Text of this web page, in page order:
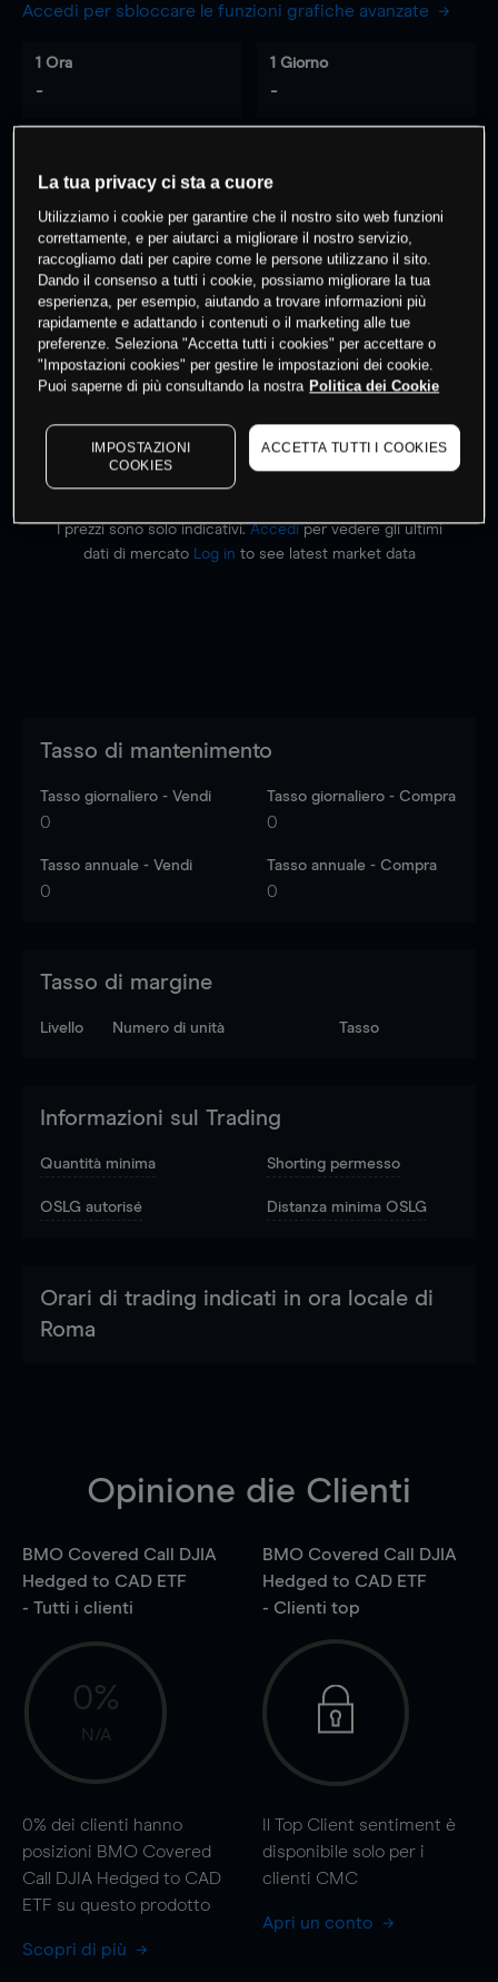
Accedi per sbloccare le funzioni grafiche avanzate
1 Ora
-
1 Giorno
-
- -
0% dei clienti hanno posizionisu
questo prodotto
Fai trading
I prezzi sono solo indicativi.Accediper vedere gli ultimi
dati di mercato
Log in to see latest market data
Tasso di mantenimento
Tasso giornaliero - Vendi
0
Tasso giornaliero - Compra
0
Tasso annuale - Vendi
0
Tasso annuale - Compra
0
Tasso di margine
Livello Numero di unità Tasso
Informazioni sul Trading
Quantità minima Shorting permesso
OSLG autorisé Distanza minima OSLG
Orari di trading indicati in ora locale di
Roma
Opinione die Clienti
BMO Covered Call DJIA
Hedged to CAD ETF
- Tutti i clienti
0%
N/A
0% dei clienti hanno
posizioni BMO Covered
Call DJIA Hedged to CAD
ETF su questo prodotto
Scopri di più
BMO Covered Call DJIA
Hedged to CAD ETF
- Clienti top
Il Top Client sentiment è
disponibile solo per i
clienti CMC
Apri un conto
La tua privacy ci sta a cuore
Utilizziamo i cookie per garantire che il nostro sito web funzioni
correttamente, e per aiutarci a migliorare il nostro servizio,
raccogliamo dati per capire come le persone utilizzano il sito.
Dando il consenso a tutti i cookie, possiamo migliorare la tua
esperienza, per esempio, aiutando a trovare informazioni più
rapidamente e adattando i contenuti o il marketing alle tue
preferenze. Seleziona "Accetta tutti i cookies" per accettare o
"Impostazioni cookies" per gestire le impostazioni dei cookie.
Puoi saperne di più consultando la nostra Politica dei Cookie
IMPOSTAZIONI
COOKIES
ACCETTA TUTTI I COOKIES